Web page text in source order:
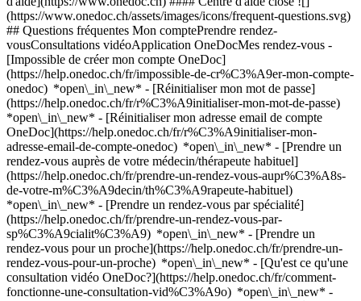
(https://www.onedoc.ch/assets/images/icons/frequent-questions.svg)
## Questions fréquentes Mon comptePrendre rendez-
vousConsultations vidéoApplication OneDocMes rendez-vous -
[Impossible de créer mon compte OneDoc]
(https://help.onedoc.ch/fr/impossible-de-cr%C3%A9er-mon-compte-
onedoc) *open\_in\_new* - [Réinitialiser mon mot de passe]
(https://help.onedoc.ch/fr/r%C3%A9initialiser-mon-mot-de-passe)
*open\_in\_new* - [Réinitialiser mon adresse email de compte
OneDoc](https://help.onedoc.ch/fr/r%C3%A9initialiser-mon-
adresse-email-de-compte-onedoc) *open\_in\_new* - [Prendre un
rendez-vous auprès de votre médecin/thérapeute habituel]
(https://help.onedoc.ch/fr/prendre-un-rendez-vous-aupr%C3%A8s-
de-votre-m%C3%A9decin/th%C3%A9rapeute-habituel)
*open\_in\_new* - [Prendre un rendez-vous par spécialité]
(https://help.onedoc.ch/fr/prendre-un-rendez-vous-par-
sp%C3%A9cialit%C3%A9) *open\_in\_new* - [Prendre un
rendez-vous pour un proche](https://help.onedoc.ch/fr/prendre-un-
rendez-vous-pour-un-proche) *open\_in\_new* - [Qu'est ce qu'une
consultation vidéo OneDoc?](https://help.onedoc.ch/fr/comment-
fonctionne-une-consultation-vid%C3%A9o) *open\_in\_new* -